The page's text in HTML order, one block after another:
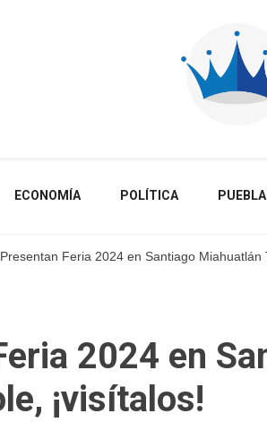
ECONOMÍA POLÍTICA PUEBLA
Presentan Feria 2024 en Santiago Miahuatlán
2024 en
¡visítalos!